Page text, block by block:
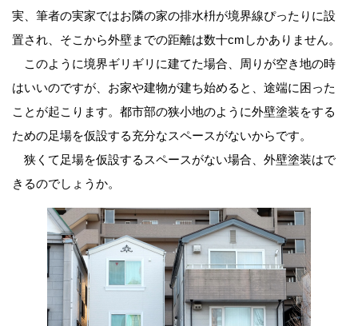
実、筆者の実家ではお隣の家の排水枡が境界線ぴったりに設
置され、そこから外壁までの距離は数十cmしかありません。
このように境界ギリギリに建てた場合、周りが空き地の時
はいいのですが、お家や建物が建ち始めると、途端に困った
ことが起こります。都市部の狭小地のように外壁塗装をする
ための足場を仮設する充分なスペースがないからです。
狭くて足場を仮設するスペースがない場合、外壁塗装はで
きるのでしょうか。